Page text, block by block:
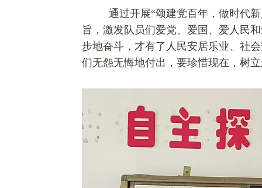
通过开展“颂建党百年，做时代
旨，激发队员们爱党、爱国、爱人民
步地奋斗，才有了人民安居乐业、社
们无怨无悔地付出，要珍惜现在，树